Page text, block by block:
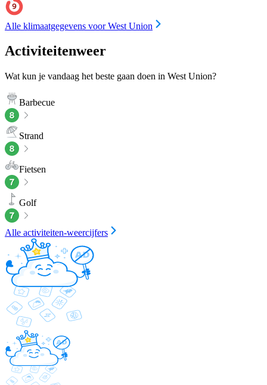
Alle klimaatgegevens voor West Union
Activiteitenweer
Wat kun je vandaag het beste gaan doen in West Union?
Barbecue
Strand
Fietsen
Golf
Alle activiteiten-weercijfers